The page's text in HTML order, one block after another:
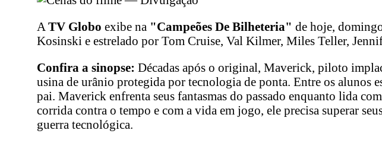
A TV Globo exibe na "Campeões De Bilheteria" de hoje,
Kosinski e estrelado por Tom Cruise, Val Kilmer, Miles Teller,
Confira a sinopse: Décadas após o original, Maverick, piloto
usina de urânio protegida por tecnologia de ponta. Entre os alunos
pai. Maverick enfrenta seus fantasmas do passado enquanto lida
corrida contra o tempo e com a vida em jogo, ele precisa superar
guerra tecnológica.